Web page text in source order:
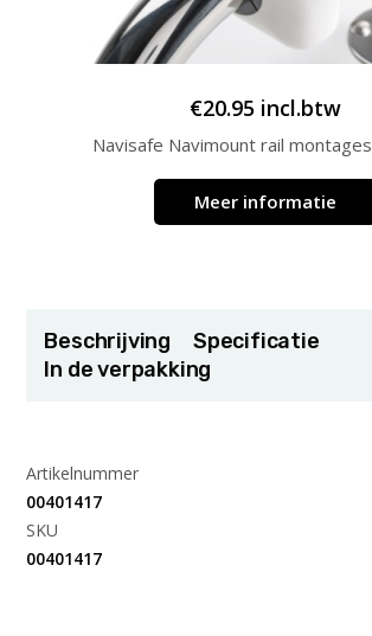
€20.95 incl.btw
Navisafe Navimount rail
Meer informatie
Beschrijving
Specificatie
In de verpakking
Artikelnummer
00401417
SKU
00401417